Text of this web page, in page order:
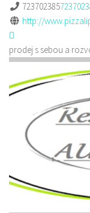
723702385
http://
prodej s sebou a